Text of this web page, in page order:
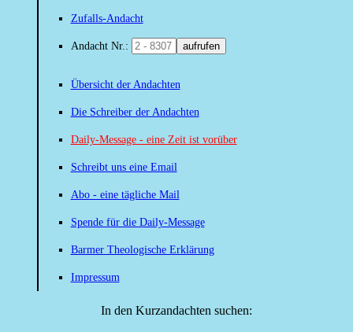
Zufalls-Andacht
Andacht Nr.: aufrufen
Übersicht der Andachten
Die Schreiber der Andachten
Daily-Message - eine Zeit ist vorüber
Schreibt uns eine Email
Abo - eine tägliche Mail
Spende für die Daily-Message
Barmer Theologische Erklärung
Impressum
In den Kurzandachten suchen: